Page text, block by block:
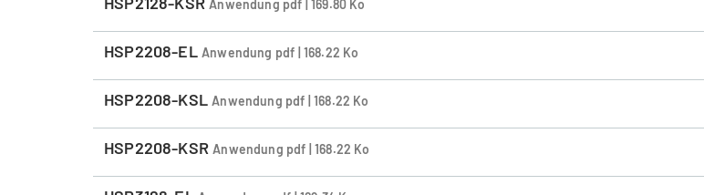
Anwendung pdf | 169.80 Ko
HSP2208-EL Anwendung pdf | 168.22 Ko
HSP2208-KSLAnwendung pdf | 168.22 Ko
HSP2208-KSRAnwendung pdf | 168.22 Ko